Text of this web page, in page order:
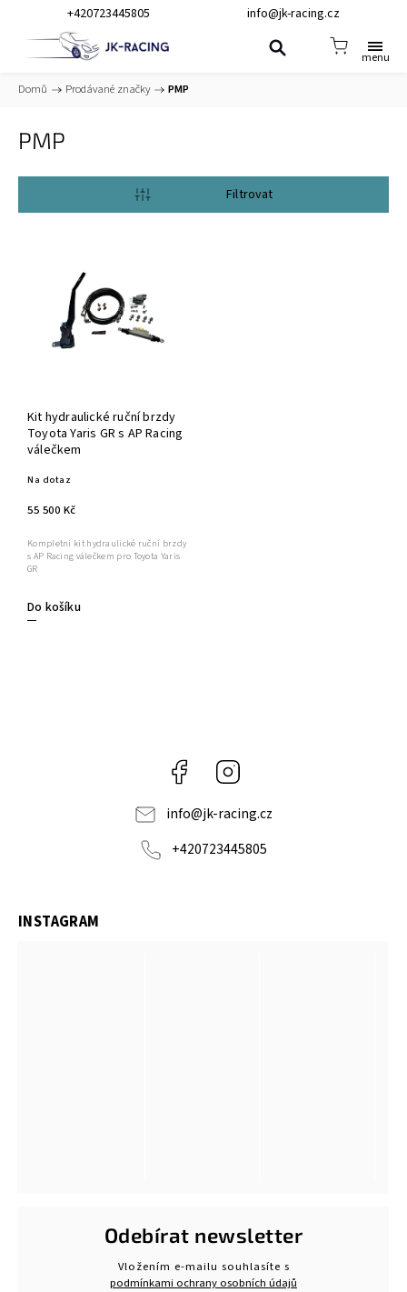
+420723445805 info@jk-racing.cz
Domů / Prodávané značky / PMP
PMP
Otevřít filtr
Kit hydraulické ruční brzdy
Toyota Yaris GR s AP Racing
válečkem
Na dotaz
55 500 Kč
Do košíku
Kompletní kit hydraulické ruční brzdy
s AP Racing válečkem pro Toyota Yaris
GR
Facebook
info@jk-racing.cz
+420723445805
INSTAGRAM
Odebírat newsletter
Vložením e-mailu souhlasíte s
podmínkami ochrany osobních údajů